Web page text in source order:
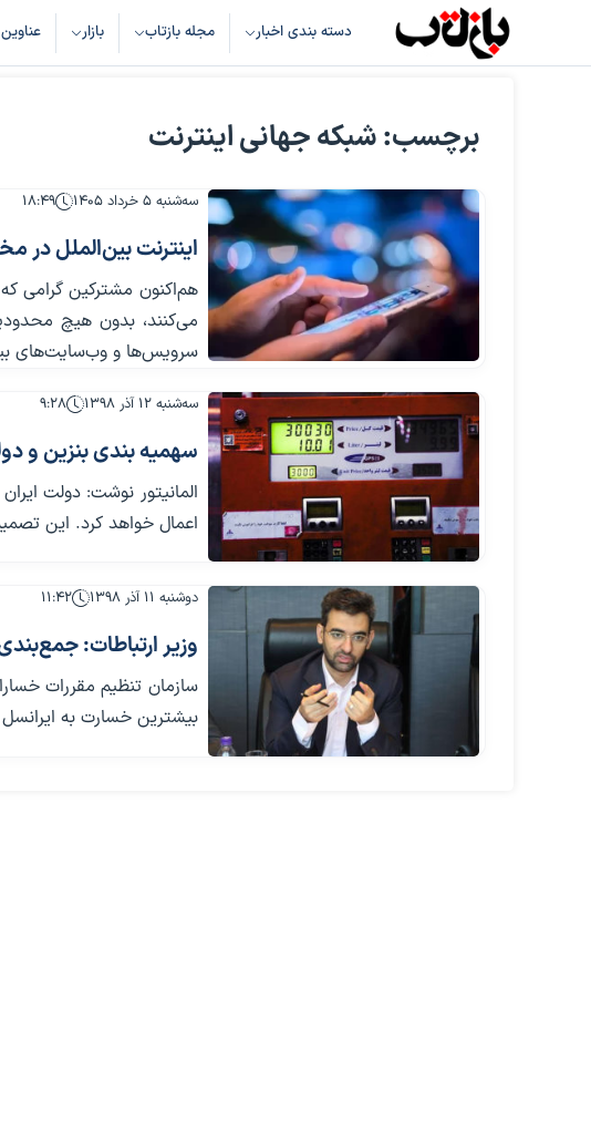
دسته بندی اخبار مجله بازتاب بازار
برچسب: شبکه جهانی اینترنت
سه‌شنبه ۵ خرداد ۱۴۰۵ ۱۸:۴۹
اینترنت بین‌الملل در
می‌کنند، بدون هیچ
سرویس‌ها و وب‌سایت‌های
سه‌شنبه ۱۲ آذر ۱۳۹۸ ۹:۲۸
سهمیه بندی بنزین و
اعمال خواهد کرد. این
دوشنبه ۱۱ آذر ۱۳۹۸ ۱۱:۴۲
وزیر ارتباطات:
بیشترین خسارت به